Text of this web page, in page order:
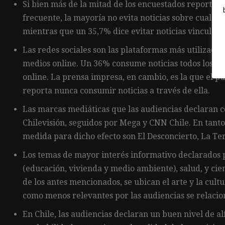
Si bien más de la mitad de los encuestados
frecuente, la mayoría no evita noticias sobre
mientras que un 35,7% dice evitar noticias
Las redes sociales son las plataformas más
medios online. Un 36% consume noticias todos los
online. La prensa impresa, en cambio, es la que el
reporta nunca consumir noticias a través de ella.
Las marcas mediáticas que las audiencias
Chilevisión, seguidos por Mega y CNN Chile. En
medida para dicho efecto son El Desconcierto, La
Los temas de mayor interés informativo declarados
(educación, vivienda y medio ambiente), salud, y
de los antes mencionados, se ubican el arte y la
como menos relevantes por las audiencias se
En Chile, las audiencias declaran un buen nivel de